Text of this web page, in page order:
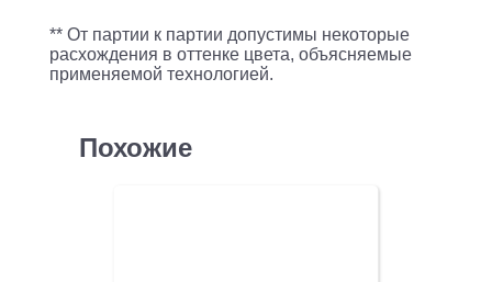
** От партии к партии допустимы некоторые
расхождения в оттенке цвета, объясняемые
применяемой технологией.
Похожие